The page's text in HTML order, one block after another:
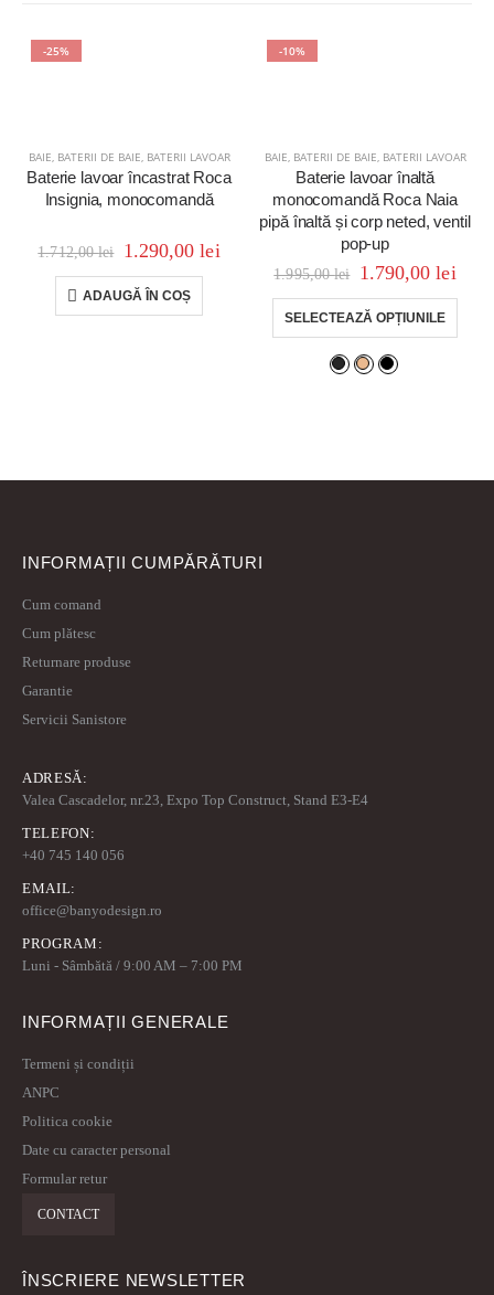
-25%
BAIE BATERII DE BAIE BATERII LAVOAR
Baterie lavoar încastrat Roca
Insignia, monocomandă
1.712,00lei 1.290,00lei
ADAUGĂ ÎN COȘ
-10%
BAIE BATERII DE BAIE BATERII LAVOAR
Baterie lavoar înaltă
monocomandă Roca Naia
pipă înaltă și corp neted, ventil
pop-up
1.995,00lei 1.790,00lei
SELECTEAZĂ OPȚIUNILE
INFORMAȚII CUMPĂRĂTURI
Cum comand
Cum plătesc
Returnare produse
Garantie
Servicii Sanistore
ADRESĂ:
Valea Cascadelor, nr.23, Expo Top Construct, Stand E3-E4
TELEFON:
+40 745 140 056
EMAIL:
office@banyodesign.ro
PROGRAM:
Luni - Sâmbătă / 9:00 AM – 7:00 PM
INFORMAȚII GENERALE
Termeni și condiții
ANPC
Politica cookie
Date cu caracter personal
Formular retur
CONTACT
ÎNSCRIERE NEWSLETTER